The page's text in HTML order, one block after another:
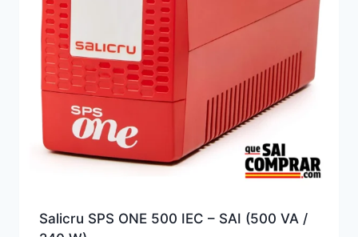
Salicru SPS ONE 500 IEC – SAI (500 VA /